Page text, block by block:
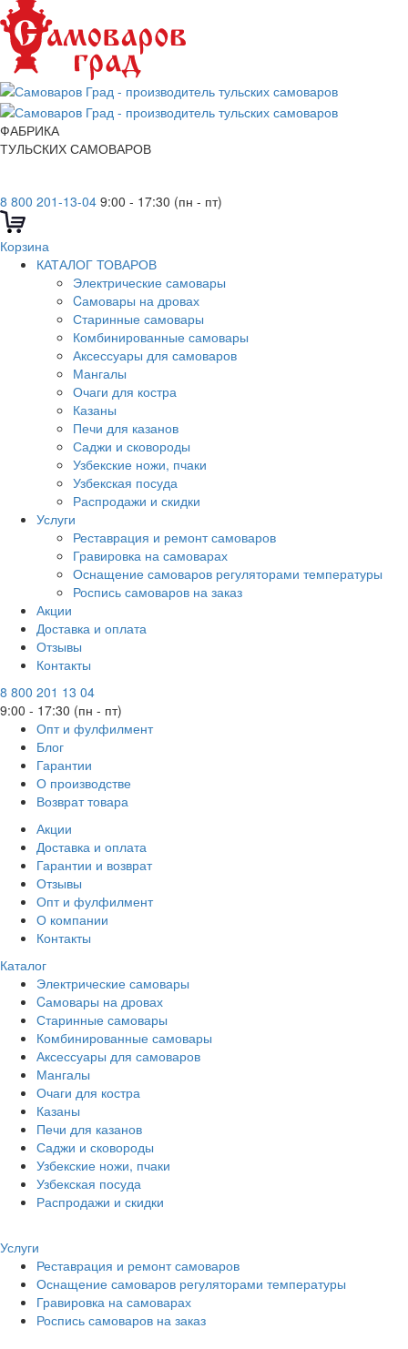
ФАБРИКА
ТУЛЬСКИХ САМОВАРОВ
8 800 201-13-04 9:00 - 17:30 (пн - пт)
Корзина
КАТАЛОГ ТОВАРОВ
Электрические самовары
Cамовары на дровах
Старинные самовары
Комбинированные самовары
Аксессуары для самоваров
Мангалы
Очаги для костра
Казаны
Печи для казанов
Саджи и сковороды
Узбекские ножи, пчаки
Узбекская посуда
Распродажи и скидки
Услуги
Реставрация и ремонт самоваров
Гравировка на самоварах
Оснащение самоваров регуляторами температуры
Роспись самоваров на заказ
Акции
Доставка и оплата
Отзывы
Контакты
8 800 201 13 04
9:00 - 17:30 (пн - пт)
Опт и фулфилмент
Блог
Гарантии
О производстве
Возврат товара
Акции
Доставка и оплата
Гарантии и возврат
Отзывы
Опт и фулфилмент
О компании
Контакты
Каталог
Электрические самовары
Cамовары на дровах
Старинные самовары
Комбинированные самовары
Аксессуары для самоваров
Мангалы
Очаги для костра
Казаны
Печи для казанов
Саджи и сковороды
Узбекские ножи, пчаки
Узбекская посуда
Распродажи и скидки
Услуги
Реставрация и ремонт самоваров
Оснащение самоваров регуляторами температуры
Гравировка на самоварах
Роспись самоваров на заказ